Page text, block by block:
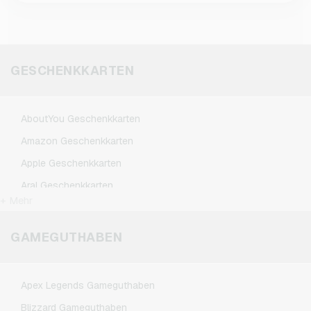
melde Dich kurz beim Support.
GESCHENKKARTEN
AboutYou Geschenkkarten
Amazon Geschenkkarten
Apple Geschenkkarten
Aral Geschenkkarten
CircleK Geschenkkarten
GAMEGUTHABEN
Apex Legends Gameguthaben
Blizzard Gameguthaben